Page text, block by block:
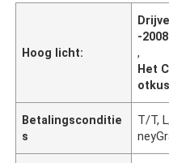
Hoog licht:
-2008
,
Het
Betalingsconditie
s
T/T,